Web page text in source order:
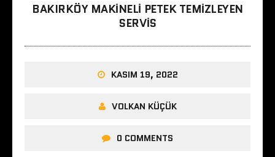
BAKIRKÖY MAKINELI PETEK TEMIZLEYEN
SERVIS
KASIM 19, 2022
VOLKAN KÜÇÜK
0 COMMENTS